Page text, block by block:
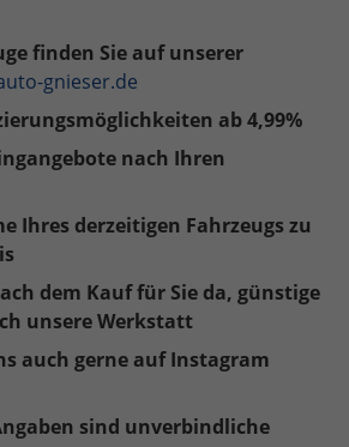
finden Sie auf unserer
gnieser.de
ab 4,99%
nach Ihren
Ihres derzeitigen Fahrzeugs zu
dem Kauf für Sie da, günstige
unsere Werkstatt
auch gerne auf Instagram
sind unverbindliche